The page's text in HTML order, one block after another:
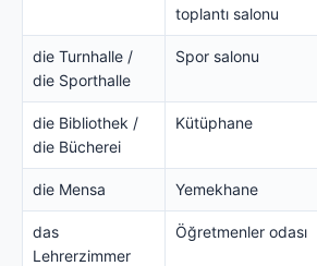
toplantı salonu
die Turnhalle /
die Sporthalle
Spor salonu
die Bibliothek /
die Bücherei
Kütüphane
die Mensa Yemekhane
das
Lehrerzimmer
Öğretmenler odası